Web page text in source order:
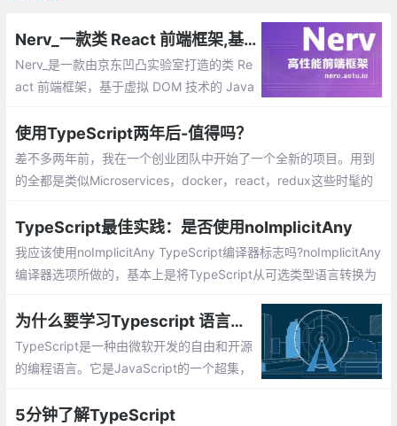
Nerv_一款类 React 前端框架,基于虚拟 DOM 技术的 JavaScript(TypeScript) 库
Nerv_是一款由京东凹凸实验室打造的类 Re
act 前端框架，基于虚拟 DOM 技术的 Java
准，提供了与 React 16 一致的使用方式与
API。
使用TypeScript两年后-值得吗？
差不多两年前，我在一个创业团队中开始了一个全新的项目。用到
的全都是类似Microservices，docker，react，redux这些时髦的
TypeScript最佳实践：是否使用noImplicitAny
我应该使用noImplicitAny TypeScript编译器标志吗?noImplicitAny
编译器选项所做的，基本上是将TypeScript从可选类型语言转换为
了一些，因为简单的：
为什么要学习Typescript 语言呢?Typescript 开发环境安装
TypeScript是一种由微软开发的自由和开源
的编程语言。它是JavaScript的一个超集，
以编译成纯JavaScript。TypeScript可以在
5分钟了解TypeScript